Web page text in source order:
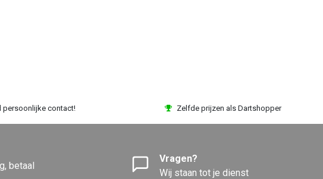
persoonlijke contact! Zelfde prijzen als Dartshopper
betaal
Vragen?
Wij staan tot je dienst